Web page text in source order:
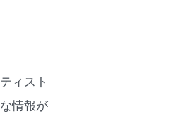
ィスト
情報が